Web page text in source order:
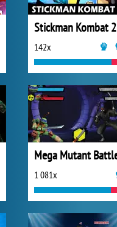
Stickman Kombat
142x
Mega Mutant
1 081x